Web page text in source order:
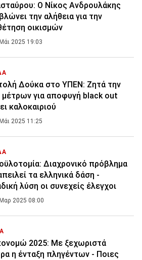
Ο Νίκος Ανδρουλάκης
την αλήθεια για την
οικισμών
2025 19:03
Δούκα στο ΥΠΕΝ: Ζητά την
για αποφυγή black out
καλοκαιριού
2025 11:25
Διαχρονικό πρόβλημα
τα ελληνικά δάση -
λύση οι συνεχείς έλεγχοι
2025 08:00
2025: Με ξεχωριστά
η ένταξη πληγέντων - Ποιες